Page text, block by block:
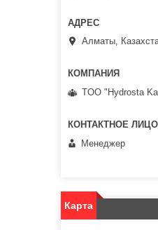
Алматы,
TOO "Hydrosta
Менеджер
Карта